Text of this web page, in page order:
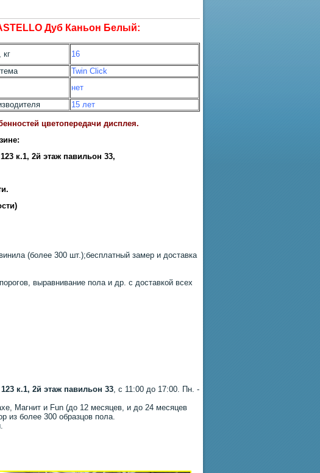
Дуб Каньон Белый:
кг
16
Twin Click
нет
15 лет
цветопередачи дисплея.
к.1, 2й этаж павильон 33,
(более 300 шт.);бесплатный замер и доставка
выравнивание пола и др. с доставкой всех
к.1, 2й этаж павильон 33, с 11:00 до 17:00. Пн. -
Магнит и Fun (до 12 месяцев, и до 24 месяцев
из более 300 образцов пола.